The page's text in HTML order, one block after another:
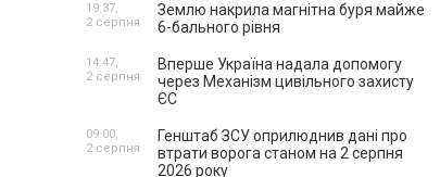
Землю накрила магнітна буря майже
6-бального рівня
19:37,
2 серпня
Вперше Україна надала допомогу
через Механізм цивільного захисту
ЄС
14:47,
2 серпня
Генштаб ЗСУ оприлюднив дані про
втрати ворога станом на 2 серпня
2026 року
09:00,
2 серпня